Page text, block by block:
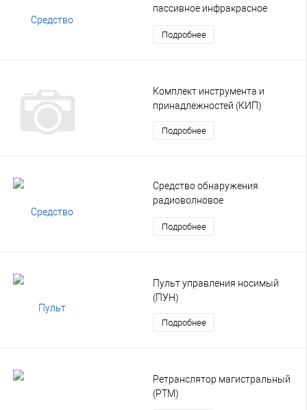
пассивное инфракрасное
Подробнее
Комплект инструмента и
принадлежностей (КИП)
Подробнее
Средство обнаружения
радиоволновое
(РВП)
Подробнее
Пульт управления носимый
(ПУН)
Подробнее
Ретранслятор магистральный
(РТМ)